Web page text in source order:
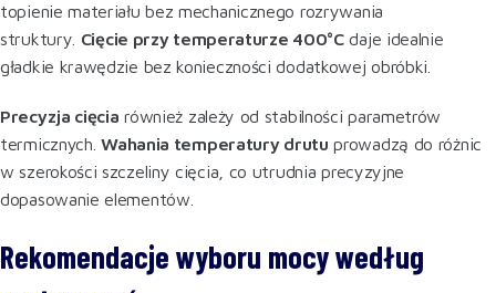
topienie materiału bez mechanicznego rozrywania
struktury. Cięcie przy temperaturze 400°Cdaje idealnie
gładkie krawędzie bez konieczności dodatkowej obróbki.
Precyzja cięcia również zależy od stabilności parametrów
termicznych.Wahania temperatury drutu prowadzą do różnic
w szerokości szczeliny cięcia, co utrudnia precyzyjne
dopasowanie elementów.
Rekomendacje wyboru mocy według